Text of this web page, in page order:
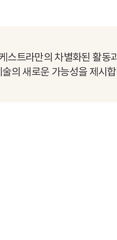
스트라만의 차별화된 활동
의 새로운 가능성을 제시